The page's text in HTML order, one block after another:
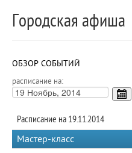
Городская афиша
ОБЗОР СОБЫТИЙ
расписание на:
Расписание на 19.11.2014
Мастер-класс